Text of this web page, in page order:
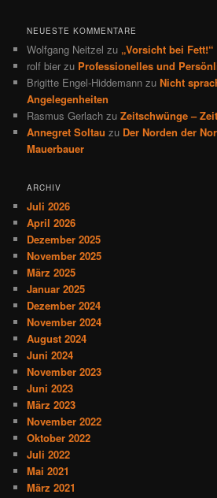
NEUESTE KOMMENTARE
Wolfgang Neitzel zu „Vorsicht bei
rolf bier zu Professionelles und
Brigitte Engel-Hiddemann zuNicht
Angelegenheiten
Rasmus Gerlach zuZeitschwünge –
Annegret Soltau zu Der Norden der
Mauerbauer
ARCHIV
Juli 2026
April 2026
Dezember 2025
November 2025
März 2025
Januar 2025
Dezember 2024
November 2024
August 2024
Juni 2024
November 2023
Juni 2023
März 2023
November 2022
Oktober 2022
Juli 2022
Mai 2021
März 2021